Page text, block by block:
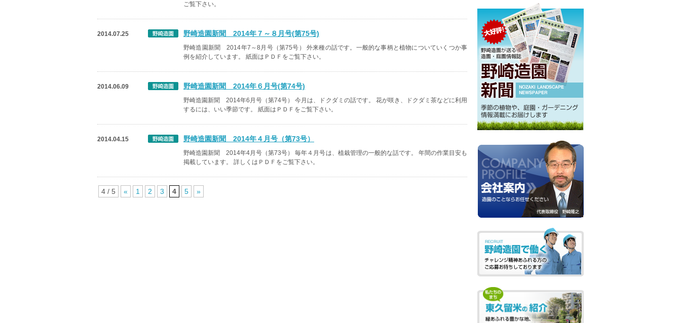
ご覧下さい。
2014.07.25 野崎造園新聞 2014年７～８月号(第75号)
野崎造園新聞 2014年7～8月号（第75号） 外来種の話です。一般的な事柄と植物についていくつか事
例を紹介しています。 紙面はＰＤＦをご覧下さい。
2014.06.09 野崎造園新聞 2014年６月号(第74号)
野崎造園新聞 2014年6月号（第74号） 今月は、ドクダミの話です。 花が咲き、ドクダミ茶などに利用
するには、いい季節です。 紙面はＰＤＦをご覧下さい。
2014.04.15 野崎造園新聞 2014年４月号（第73号）
野崎造園新聞 2014年4月号（第73号） 毎年４月号は、植栽管理の一般的な話です。 年間の作業目安も
掲載しています。 詳しくはＰＤＦをご覧下さい。
4 / 5 « 1 2 3 4 5 »